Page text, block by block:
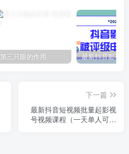
第三只眼的作用
下一篇
最新抖音短视频批量起影视
号视频课程（一天单人可操